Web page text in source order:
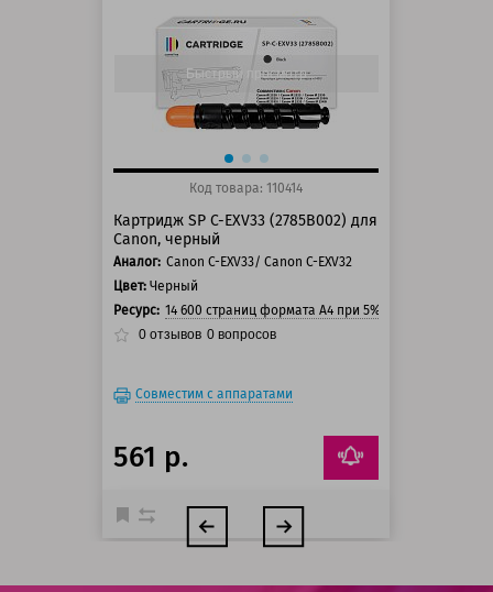
125 баллов
150 баллов
Быстрый просмотр
Код товара: 110414
Картридж SP C-EXV33 (2785B002) для
Canon, черный
Аналог: Canon C-EXV33/ Canon C-EXV32
Цвет: Черный
Ресурс: 14 600 страниц формата А4 при 5% заполнении
0 отзывов 0 вопросов
Совместим с аппаратами
561 р.